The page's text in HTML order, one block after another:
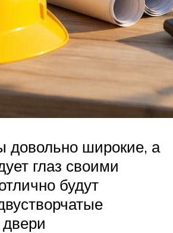
довольно широкие, а
глаз своими
будут